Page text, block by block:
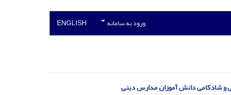
ورود به سامانه ENGLISH
و شادکامی دانش آموزان مدارس دینی